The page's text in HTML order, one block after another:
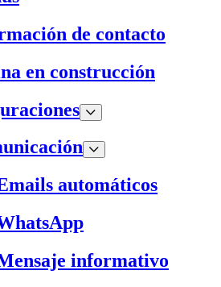
de contacto
en construcción
automáticos
informativo